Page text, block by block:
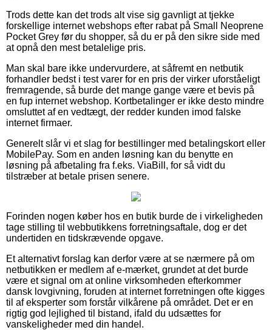
Trods dette kan det trods alt vise sig gavnligt at tjekke
forskellige internet webshops efter rabat på Small Neoprene
Pocket Grey før du shopper, så du er på den sikre side med
at opnå den mest betalelige pris.
Man skal bare ikke undervurdere, at såfremt en netbutik
forhandler bedst i test varer for en pris der virker uforståeligt
fremragende, så burde det mange gange være et bevis på
en fup internet webshop. Kortbetalinger er ikke desto mindre
omsluttet af en vedtægt, der redder kunden imod falske
internet firmaer.
Generelt slår vi et slag for bestillinger med betalingskort eller
MobilePay. Som en anden løsning kan du benytte en
løsning på afbetaling fra f.eks. ViaBill, for så vidt du
tilstræber at betale prisen senere.
Forinden nogen køber hos en butik burde de i virkeligheden
tage stilling til webbutikkens forretningsaftale, dog er det
undertiden en tidskrævende opgave.
Et alternativt forslag kan derfor være at se nærmere på om
netbutikken er medlem af e-mærket, grundet at det burde
være et signal om at online virksomheden efterkommer
dansk lovgivning, foruden at internet forretningen ofte kigges
til af eksperter som forstår vilkårene på området. Det er en
rigtig god lejlighed til bistand, ifald du udsættes for
vanskeligheder med din handel.